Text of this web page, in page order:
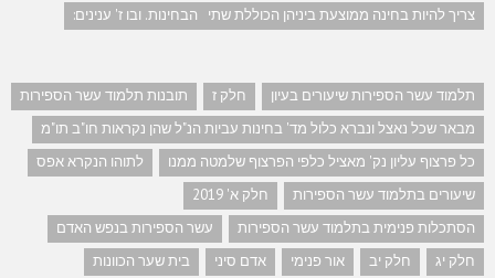
צריך להיות בחינה ממוצעת ביניהן הכוללת שתי הבחינות. ובו ז' ענינים:
תלמוד עשר הספירות שיעורים בעיון חלק ז
תובנות תלמוד עשר הספירות
מבאר שכל נאצל ונברא כלול מד' בחינות עביות הנ"ל שהן נקראות חו"ב תו"מ
כל פרצוף עליון נק' מאציל כלפי הפרצוף שלמטה ממנו
לתוהו הנקרא אפס
שיעורים בתלמוד עשר הספירות
חלק א' 2019
הסתכלות פנימית בתלמוד עשר הספירות
עשר הספירות בנפש האדם
חלק יג
חלק יב אור פנימי אדם סיני בית שער הכוונות